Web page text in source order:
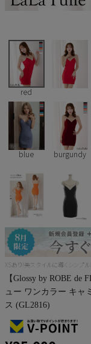
JENNNY
COMEX
Rechercher
Pleaser
red
blue burgundy
XSあり!美スタイルに導くシンプ
【Glossy by ROBE
ュー ワンカラー キャ
ス (GL2816)